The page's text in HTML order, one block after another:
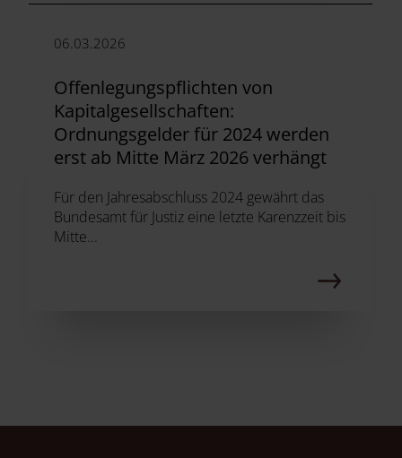
06.03.2026
Offenlegungspflichten von
Kapitalgesellschaften:
Ordnungsgelder für 2024 werden
erst ab Mitte März 2026 verhängt
Für den Jahresabschluss 2024 gewährt das
Bundesamt für Justiz eine letzte Karenzzeit bis
Mitte...